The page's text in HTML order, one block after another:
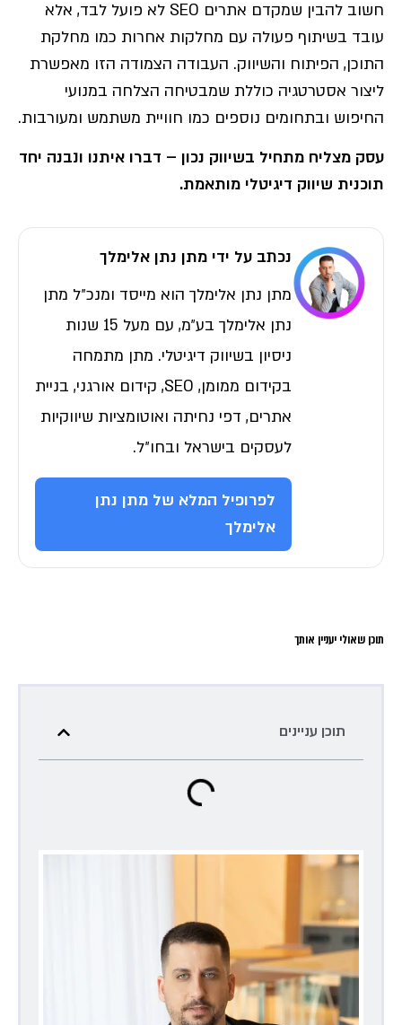
חשוב להבין שמקדם אתרים SEO לא פועל לבד, אלא
עובד בשיתוף פעולה עם מחלקות אחרות כמו מחלקת
התוכן, הפיתוח והשיווק. העבודה הצמודה הזו מאפשרת
ליצור אסטרטגיה כוללת שמבטיחה הצלחה במנועי
החיפוש ובתחומים נוספים כמו חוויית משתמש ומעורבות.
עסק מצליח מתחיל בשיווק נכון – דברו איתנו ונבנה יחד
תוכנית שיווק דיגיטלי מותאמת.
נכתב על ידי מתן נתן אלימלך
מתן נתן אלימלך הוא מייסד ומנכ״ל מתן
נתן אלימלך בע״מ, עם מעל 15 שנות
ניסיון בשיווק דיגיטלי. מתן מתמחה
בקידום ממומן, SEO, קידום אורגני, בניית
אתרים, דפי נחיתה ואוטומציות שיווקיות
לעסקים בישראל ובחו״ל.
לפרופיל המלא של מתן נתן
אלימלך
תוכן שאולי יעניין אותך
תוכן עניינים